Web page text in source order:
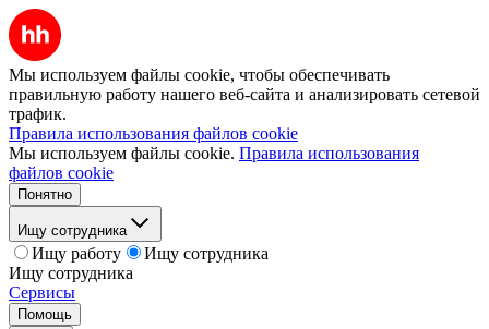
Мы используем файлы cookie, чтобы обеспечивать
правильную работу нашего веб-сайта и анализировать сетевой
трафик.
Правила использования файлов cookie
Мы используем файлы cookie. Правила использования
файлов cookie
Понятно
Ищу сотрудника
Ищу работу
Ищу сотрудника
Ищу сотрудника
Сервисы
Помощь